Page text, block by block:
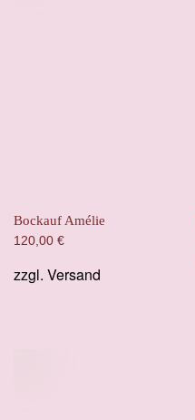
Bockauf Amélie
120,00 €
zzgl. Versand